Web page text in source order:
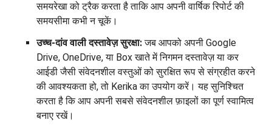
समयरेखा को ट्रैक करता है ताकि आप अपनी वार्षिक रिपोर्ट की
समयसीमा कभी न चूकें।
उच्च-दांव वाली दस्तावेज़ सुरक्षा:जब आपको अपनी Google
Drive, OneDrive, या Box खाते में निगमन दस्तावेज़ या कर
आईडी जैसी संवेदनशील वस्तुओं को सुरक्षित रूप से संग्रहीत करने
की आवश्यकता हो, तो Kerika का उपयोग करें। यह सुनिश्चित
करता है कि आप अपनी सबसे संवेदनशील फ़ाइलों का पूर्ण स्वामित्व
बनाए रखें।